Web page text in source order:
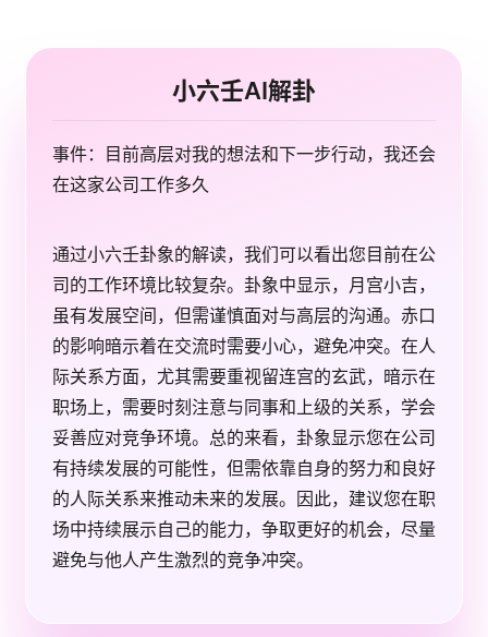
小六壬AI解卦
事件：目前高层对我的想法和下一步行动，我还会
在这家公司工作多久
通过小六壬卦象的解读，我们可以看出您目前在公
司的工作环境比较复杂。卦象中显示，月宫小吉，
虽有发展空间，但需谨慎面对与高层的沟通。赤口
的影响暗示着在交流时需要小心，避免冲突。在人
际关系方面，尤其需要重视留连宫的玄武，暗示在
职场上，需要时刻注意与同事和上级的关系，学会
妥善应对竞争环境。总的来看，卦象显示您在公司
有持续发展的可能性，但需依靠自身的努力和良好
的人际关系来推动未来的发展。因此，建议您在职
场中持续展示自己的能力，争取更好的机会，尽量
避免与他人产生激烈的竞争冲突。